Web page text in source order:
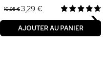
10,95 €3,29 €
AJOUTER AU PANIER ›